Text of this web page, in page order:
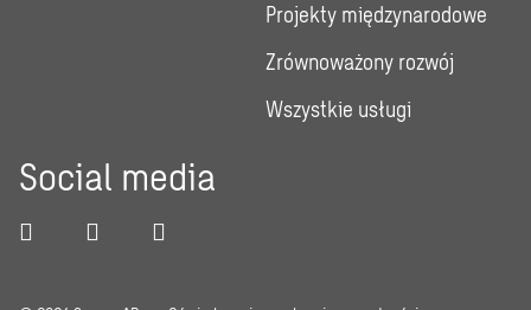
Projekty międzynarodowe
Zrównoważony rozwój
Wszystkie usługi
Social media